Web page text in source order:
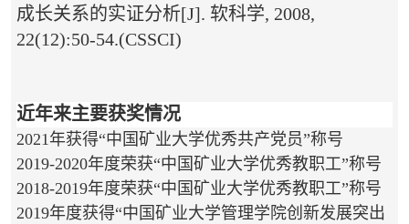
成长关系的实证分析[J]. 软科学, 2008,
22(12):50-54.(CSSCI)
近年来主要获奖情况
2021年获得“中国矿业大学优秀共产党员”称号
2019-2020年度荣获“中国矿业大学优秀教职工”称号
2018-2019年度荣获“中国矿业大学优秀教职工”称号
2019年度获得“中国矿业大学管理学院创新发展突出